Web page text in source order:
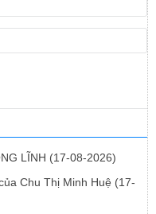
LĨNH (17-08-2026)
Chu Thị Minh Huệ (17-